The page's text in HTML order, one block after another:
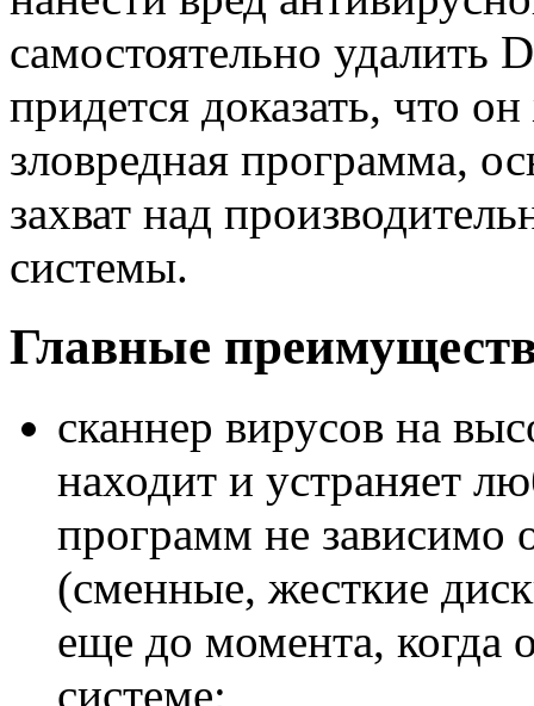
самостоятельно удалить
придется доказать, что
зловредная программа,
захват над
системы.
Главные
сканнер вирусов на
находит и устраняет
программ не зависимо
(сменные, жесткие
еще до момента, когда
системе;